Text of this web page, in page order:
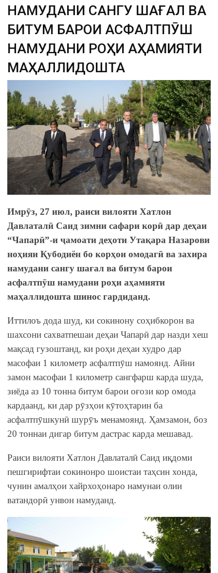
НАМУДАНИ САНГУ ШАҒАЛ ВА
БИТУМ БАРОИ АСФАЛТПӮШ
НАМУДАНИ РОҲИ АҲАМИЯТИ
МАҲАЛЛИДОШТА
Имрӯз, 27 июл, раиси вилояти Хатлон
Давлаталӣ Саид зимни сафари корӣ дар деҳаи
“Чапарӣ”-и ҷамоати деҳоти Утақара Назарови
ноҳияи Қубодиён бо корҳои омодагӣ ва захира
намудани сангу шағал ва битум барои
асфалтпӯш намудани роҳи аҳамияти
маҳаллидошта шинос гардиданд.
Иттилоъ дода шуд, ки сокинону соҳибкорон ва
шахсони сахватпешаи деҳаи Чапарӣ дар назди хеш
мақсад гузоштанд, ки роҳи деҳаи худро дар
масофаи 1 километр асфалтпӯш намоянд. Айни
замон масофаи 1 километр сангфарш карда шуда,
зиёда аз 10 тонна битум барои оғози кор омода
кардаанд, ки дар рӯзҳои кӯтоҳтарин ба
асфалтпӯшкунӣ шурӯъ менамоянд. Ҳамзамон, боз
20 тоннаи дигар битум дастрас карда мешавад.
Раиси вилояти Хатлон Давлаталӣ Саид иқдоми
пешгирифтаи сокинонро шоистаи таҳсин хонда,
чунин амалҳои хайрхоҳонаро намунаи олии
ватандорӣ унвон намуданд.